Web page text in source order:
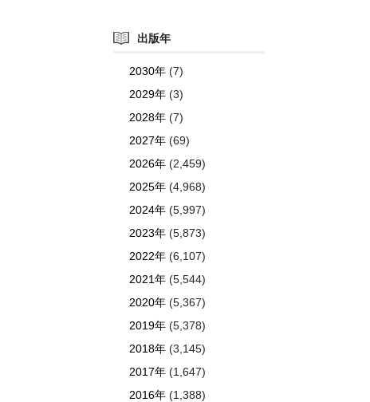
出版年
2030年 (7)
2029年 (3)
2028年 (7)
2027年 (69)
2026年 (2,459)
2025年 (4,968)
2024年 (5,997)
2023年 (5,873)
2022年 (6,107)
2021年 (5,544)
2020年 (5,367)
2019年 (5,378)
2018年 (3,145)
2017年 (1,647)
2016年 (1,388)